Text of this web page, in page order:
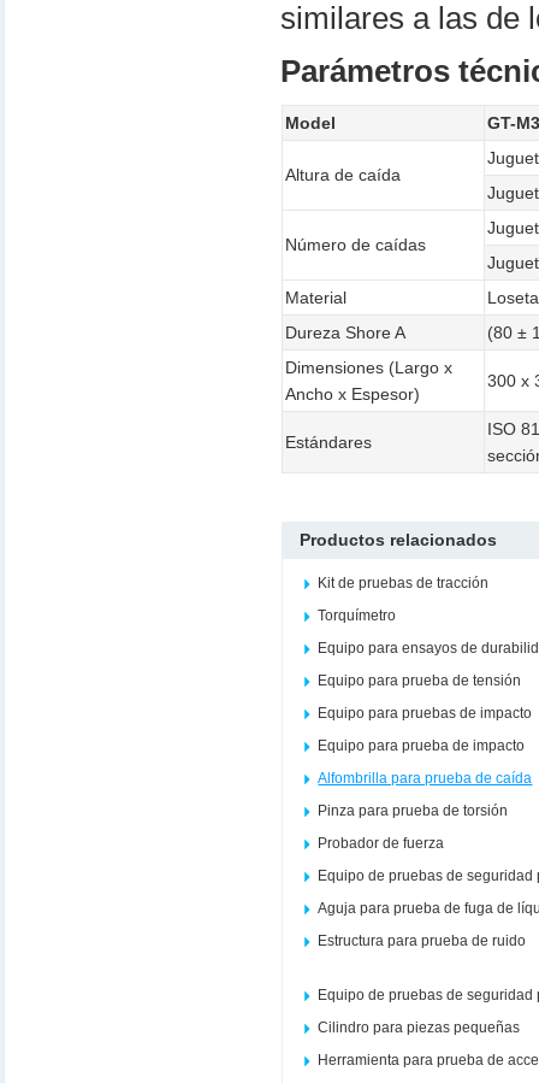
similares a las de
Parámetros
Model GT-
Altura de caída
Número de caídas
Material
Dureza Shore A
(80 ±
Dimensiones (Largo x
Ancho x Espesor)
300 x
Estándares
ISO
Productos relacionados
Kit de pruebas de tracción
Torquímetro
Equipo para ensayos de
Equipo para prueba de tensión
Equipo para pruebas de impacto
Equipo para prueba de impacto
Alfombrilla para prueba de caída
Pinza para prueba de torsión
Probador de fuerza
Equipo de pruebas de seguridad
Aguja para prueba de fuga de
Estructura para prueba de ruido
Equipo de pruebas de seguridad
Cilindro para piezas pequeñas
Herramienta para prueba de